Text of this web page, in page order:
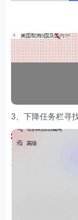
3、下降任务栏寻